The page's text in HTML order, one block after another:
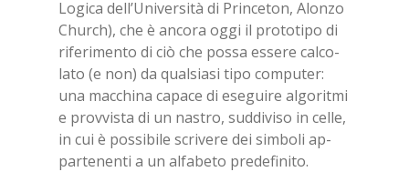
Lo­gi­ca del­l’U­ni­ver­si­tà di Prin­ce­ton, Alon­zo
Chur­ch), che è an­co­ra oggi il pro­to­ti­po di
ri­fe­ri­men­to di ciò che pos­sa es­se­re cal­co­
la­to (e non) da qual­sia­si tipo com­pu­ter:
una mac­chi­na ca­pa­ce di ese­gui­re al­go­rit­mi
e prov­vi­sta di un na­stro, sud­di­vi­so in cel­le,
in cui è pos­si­bi­le scri­ve­re dei sim­bo­li ap­
par­te­nen­ti a un al­fa­be­to pre­de­fi­ni­to.